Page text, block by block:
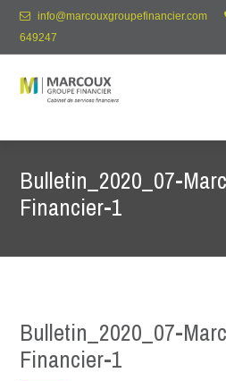
info@marcouxgroupefinancier.com
649247
Bulletin_2020_07-
Financier-1
Bulletin_2020_07-
Financier-1